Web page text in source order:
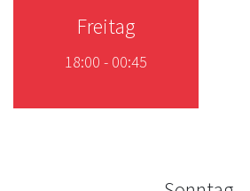
Freitag
18:00 - 00:45